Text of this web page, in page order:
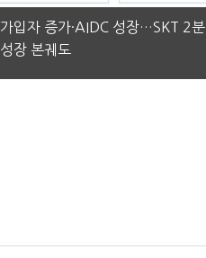
가입자 증가·AIDC 성장…SKT 2
성장 본궤도